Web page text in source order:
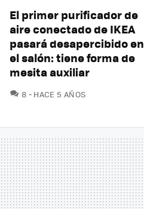
El primer purificador de
aire conectado de IKEA
pasará desapercibido en
el salón: tiene forma de
mesita auxiliar
8 COMENTARIOS
HACE 5 AÑOS